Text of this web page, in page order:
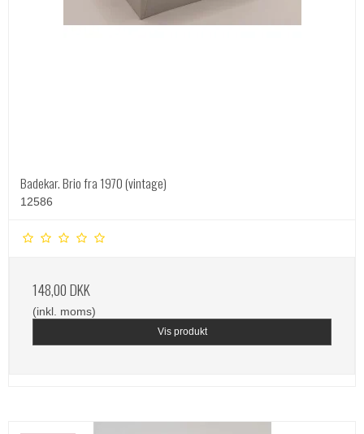
Badekar. Brio fra 1970 (vintage)
12586
148,00 DKK
(inkl. moms)
Vis produkt